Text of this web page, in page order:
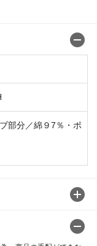
部分／綿９7％・ポ